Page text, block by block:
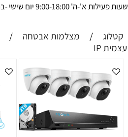
שעות פעילות א'-ה' 9:00-18:00 יום שישי -בתיאום מראש
קטלוג / מצלמות אבטחה /
עצמית IP